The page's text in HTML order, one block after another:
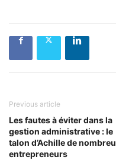
Previous article
Les fautes à éviter dans la
gestion administrative : le
talon d’Achille de
entrepreneurs